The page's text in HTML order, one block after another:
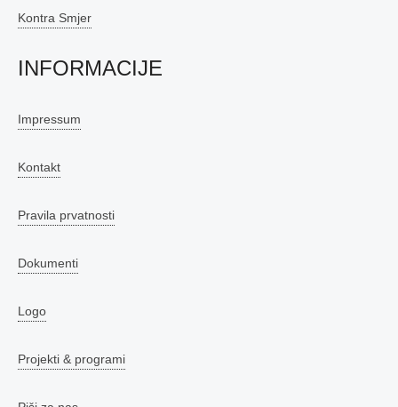
Kontra Smjer
INFORMACIJE
Impressum
Kontakt
Pravila prvatnosti
Dokumenti
Logo
Projekti & programi